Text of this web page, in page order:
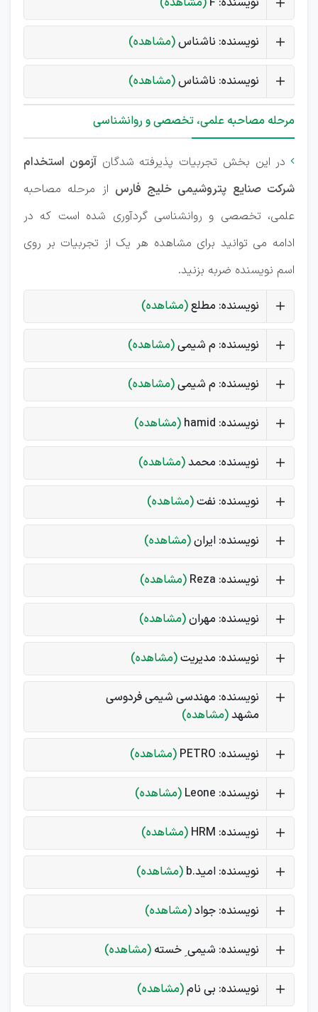
نویسنده: ناشناس(مشاهده)
نویسنده: ناشناس(مشاهده)
مرحله مصاحبه علمی، تخصصی و روانشناسی
 در این بخش تجربیات پذیرفته شدگانآزمون استخدام
شرکت صنایع پتروشیمی خلیج فارس از مرحله مصاحبه
علمی، تخصصی و روانشناسی گردآوری شده است که در
ادامه می توانید برای مشاهده هر یک از تجربیات بر روی
اسم نویسنده ضربه بزنید.
نویسنده: مطلع(مشاهده)
نویسنده: م شیمی(مشاهده)
نویسنده: م شیمی(مشاهده)
نویسنده: hamid (مشاهده)
نویسنده: محمد(مشاهده)
نویسنده: نفت(مشاهده)
نویسنده: ایران(مشاهده)
نویسنده: Reza (مشاهده)
نویسنده: مهران(مشاهده)
نویسنده: مدیریت(مشاهده)
نویسنده: مهندسی شیمی فردوسی
مشهد(مشاهده)
نویسنده: PETRO (مشاهده)
نویسنده: Leone (مشاهده)
نویسنده: HRM (مشاهده)
نویسنده: امید.b (مشاهده)
نویسنده: جواد(مشاهده)
نویسنده: شیمی ِ خسته (مشاهده)
نویسنده: بی نام(مشاهده)